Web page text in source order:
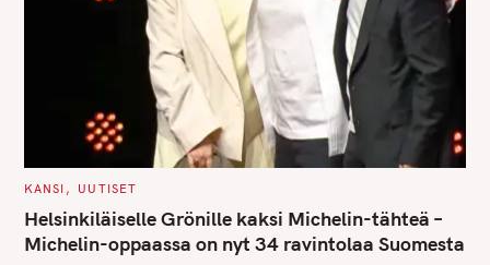
C
T
E
G
O
KANSI UUTISET
Helsinkiläiselle Grönille kaksi Michelin-tähteä –
Michelin-oppaassa on nyt 34 ravintolaa Suomesta